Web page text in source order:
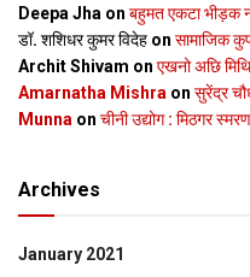
Deepa Jha on बहुमत एकटा भीड़क
डॉ. शशिधर कुमर विदेह on सामाजिक
Archit Shivam on एखनो अछि
Amarnatha Mishra on सुरेंद्र
Munna on चीनी उद्योग : मिठगर
Archives
January 2021